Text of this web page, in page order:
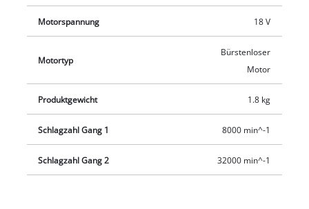
werden ein 2,0 Ah und ein 3,0 Ah Power X-Change Akku sowie
ein Ladegerät.
Motorspannung 18 V
Motortyp
Bürstenloser
Motor
Produktgewicht 1.8 kg
Schlagzahl Gang 1 8000 min^-1
Schlagzahl Gang 2 32000 min^-1